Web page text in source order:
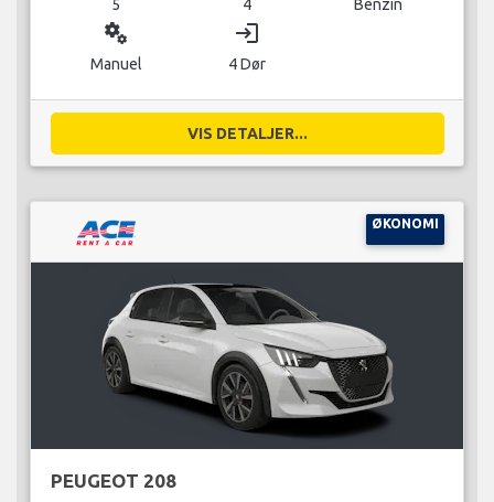
5 4 Benzin
miscellaneous_services
Manuel
login
4 Dør
VIS DETALJER...
ØKONOMI
PEUGEOT 208